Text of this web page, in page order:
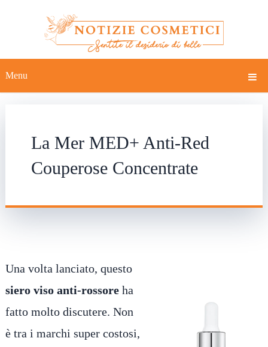
Menu
La Mer MED+ Anti-Red
Couperose Concentrate
Una volta lanciato, questo
siero viso anti-rossoreha
fatto molto discutere. Non
è tra i marchi super costosi,